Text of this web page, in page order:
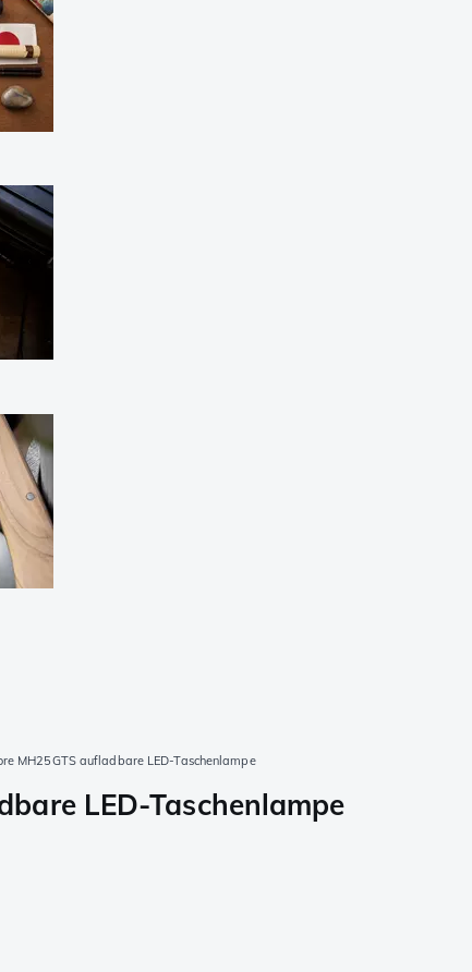
MH25GTS aufladbare LED-Taschenlampe
LED-Taschenlampe